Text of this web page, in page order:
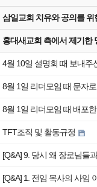
삼일교회 치유와 공의를 위
홍대새교회 측에서 제기한
4월 10일 설명회 때 보내주
8월 1일 리더모임 때 문자
8월 1일 리더모임 때 배포
TFT조직 및 활동규정
[Q&A] 9. 당시 왜 장로님들
[Q&A] 1. 전임 목사의 사임